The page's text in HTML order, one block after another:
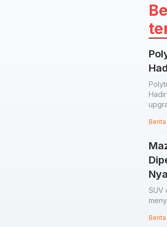
Berita
SUV
Berita